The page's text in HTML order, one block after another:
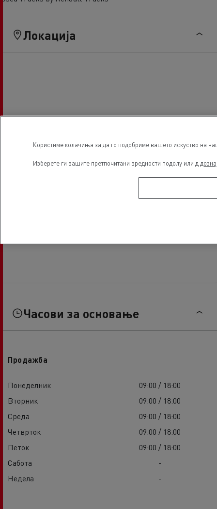
Локација
Часови за основање
Продажба
Понеделник
09:00 / 18:00
Вторник
09:00 / 18:00
Среда
09:00 / 18:00
Четврток
09:00 / 18:00
Петок
09:00 / 18:00
Сабота
-
Недела
-
Користиме колачиња за да го подобриме вашето искуство на
Изберете ги вашите претпочитани вредности подолу или д